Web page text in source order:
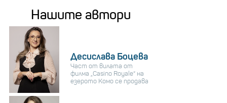
Нашите автори
Десислава Боцева
Част от вилата от
филма „Casino Royale“ на
езерото Комо се продава